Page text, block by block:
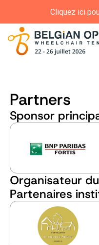
Cliquez ici
Partners
Sponsor
Organisateur
Partenaires